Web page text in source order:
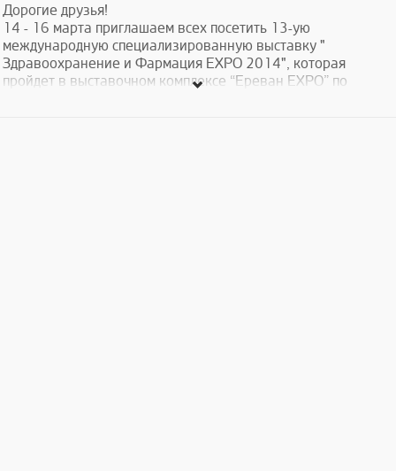
Дорогие друзья!
14 - 16 марта приглашаем всех посетить 13-ую
международную специализированную выставку "
Здравоохранение и Фармация EXPO 2014", которая
пройдет в выставочном комплексе “Ереван EXPO” по